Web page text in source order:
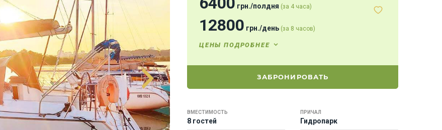
грн./полдня (за 4 часа)
12800 грн./день (за 8 часов)
ЦЕНЫ ПОДРОБНЕЕ
ЗАБРОНИРОВАТЬ
ВМЕСТИМОСТЬ
8 гостей
ПРИЧАЛ
Гидропарк